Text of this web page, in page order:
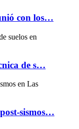
con los…
de s…
sismos…